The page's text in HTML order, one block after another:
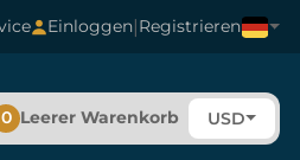
Einloggen|Registrieren
0 Leerer Warenkorb USD